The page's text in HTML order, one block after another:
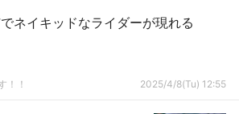
でネイキッドなライダーが現れる
！！ 2025/4/8(Tu) 12:55